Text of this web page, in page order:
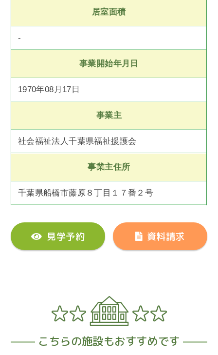
居室面積
-
事業開始年月日
1970年08月17日
事業主
社会福祉法人千葉県福祉援護会
事業主住所
千葉県船橋市藤原８丁目１７番２号
見学予約 資料請求
こちらの施設もおすすめです